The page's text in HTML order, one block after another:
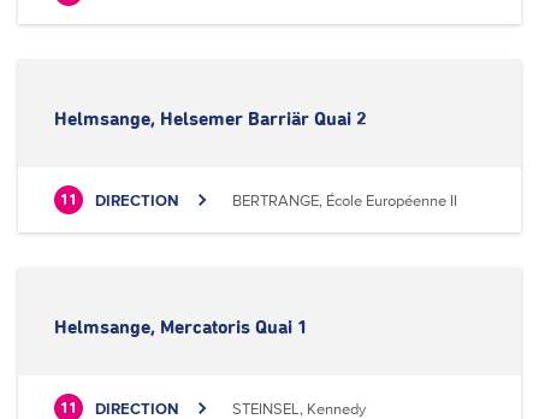
Helmsange, Helsemer Barriär Quai 2
11 DIRECTION BERTRANGE, École Européenne II
Helmsange, Mercatoris Quai 1
11 DIRECTION STEINSEL, Kennedy